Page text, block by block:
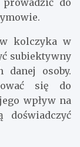
kolczyka w
subiektywny
danej osoby.
się do
wpływ na
doświadczyć